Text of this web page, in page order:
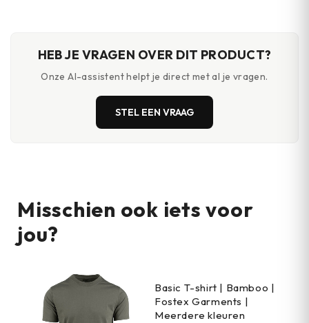
HEB JE VRAGEN OVER DIT PRODUCT?
Onze AI-assistent helpt je direct met al je vragen.
STEL EEN VRAAG
Misschien ook iets voor
jou?
Basic T-shirt | Bamboo |
Fostex Garments |
Meerdere kleuren